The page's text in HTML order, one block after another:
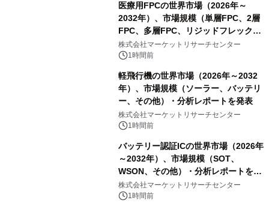
医療用FPCの世界市場（2026年～
2032年）、市場規模（単層FPC、2層
FPC、多層FPC、リジッドフレックス
PCB）・分析レポートを発表
株式会社マーケットリサーチセンター
1時間前
軽飛行機の世界市場（2026年～2032
年）、市場規模（ソーラー、バッテリ
ー、その他）・分析レポートを発表
株式会社マーケットリサーチセンター
1時間前
バッテリー認証ICの世界市場（2026年
～2032年）、市場規模（SOT、
WSON、その他）・分析レポートを発
表
株式会社マーケットリサーチセンター
1時間前